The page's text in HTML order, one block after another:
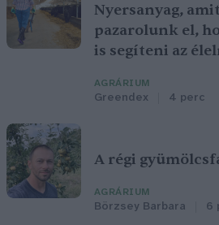
Nyersanyag,
pazarolunk el,
is segíteni az
AGRÁRIUM
Greendex 4 perc
A régi
AGRÁRIUM
Börzsey Barbara 6